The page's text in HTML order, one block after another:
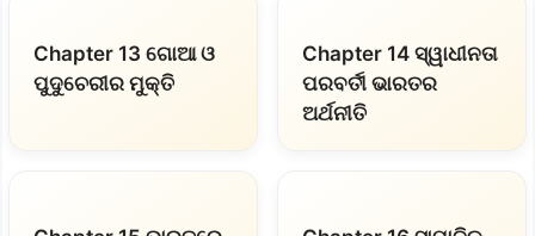
Chapter 13 ଗୋଆ ଓ
ପୁଦୁଚେରୀର ମୁକ୍ତି
Chapter 14 ସ୍ୱାଧୀନତା
ପରବର୍ତୀ ଭାରତର
ଅର୍ଥନୀତି